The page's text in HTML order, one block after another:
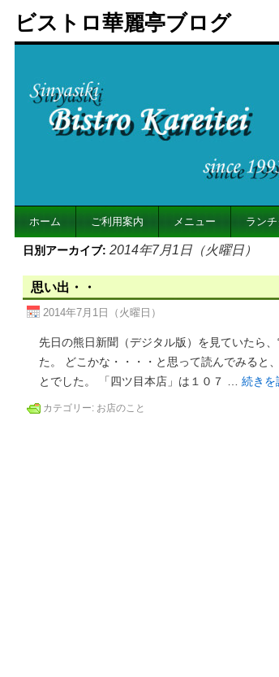
ビストロ華麗亭ブログ
ホーム ご利用案内 メニュー ラン
日別アーカイブ: 2014年7月1日（火曜日）
思い出・・
2014年7月1日（火曜日）
先日の熊日新聞（デジタル版）を見ていたら
た。 どこかな・・・・と思って読んでみると
とでした。 「四ツ目本店」は１０７ … 続きを
カテゴリー: お店のこと